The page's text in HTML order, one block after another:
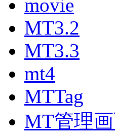
movie
MT3.2
MT3.3
mt4
MTTag
MT管理